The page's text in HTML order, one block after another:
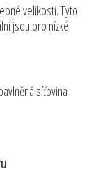
velikosti. Tyto
jsou pro nízké
síťovina